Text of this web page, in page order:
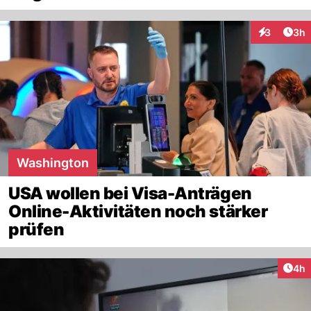
3 3h
Washington
USA wollen bei Visa-Anträgen
Online-Aktivitäten noch stärker
prüfen
4h